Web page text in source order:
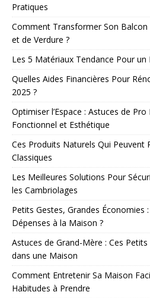
Pratiques
Comment Transformer Son Balcon
et de Verdure ?
Les 5 Matériaux Tendance Pour
Quelles Aides Financières Pour
2025 ?
Optimiser l’Espace : Astuces de
Fonctionnel et Esthétique
Ces Produits Naturels Qui Peuvent
Classiques
Les Meilleures Solutions Pour
les Cambriolages
Petits Gestes, Grandes Économies
Dépenses à la Maison ?
Astuces de Grand-Mère : Ces
dans une Maison
Comment Entretenir Sa Maison
Habitudes à Prendre